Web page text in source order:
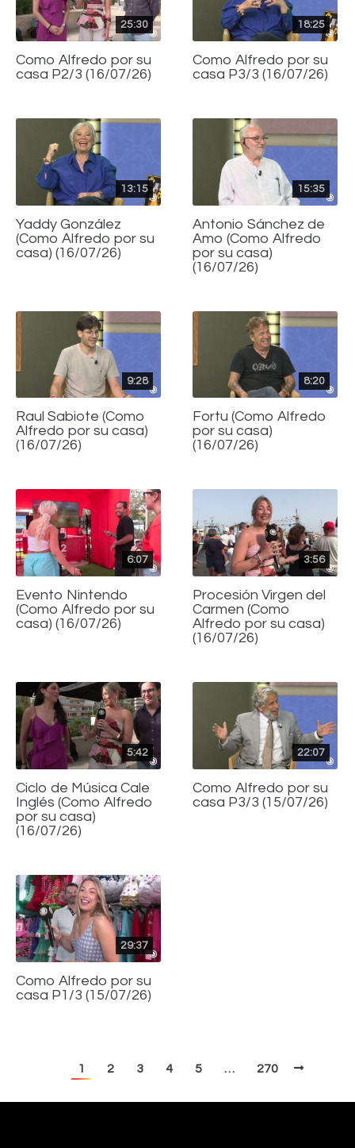
25:30
Como Alfredo por su
casa P2/3 (16/07/26)
18:25
Como Alfredo por su
casa P3/3 (16/07/26)
13:15
Yaddy González
(Como Alfredo por su
casa) (16/07/26)
15:35
Antonio Sánchez de
Amo (Como Alfredo
por su casa)
(16/07/26)
9:28
Raul Sabiote (Como
Alfredo por su casa)
(16/07/26)
8:20
Fortu (Como Alfredo
por su casa)
(16/07/26)
6:07
Evento Nintendo
(Como Alfredo por su
casa) (16/07/26)
3:56
Procesión Virgen del
Carmen (Como
Alfredo por su casa)
(16/07/26)
5:42
Ciclo de Música Cale
Inglés (Como Alfredo
por su casa)
(16/07/26)
22:07
Como Alfredo por su
casa P3/3 (15/07/26)
29:37
Como Alfredo por su
casa P1/3 (15/07/26)
1 2 3 4 5 … 270